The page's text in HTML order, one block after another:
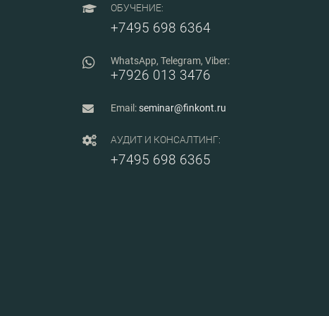
ОБУЧЕНИЕ:
+7495 698 6364
WhatsApp, Telegram, Viber:
+7926 013 3476
Email:seminar@finkont.ru
АУДИТ И КОНСАЛТИНГ:
+7495 698 6365